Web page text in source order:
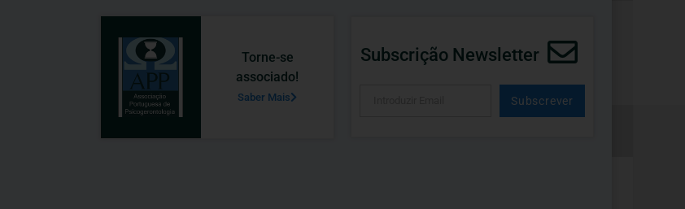
Torne-se
associado!
Saber Mais
Subscrição Newsletter
Subscrever